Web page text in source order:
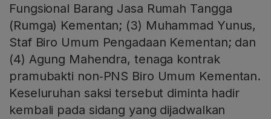
Fungsional Barang Jasa Rumah Tangga
(Rumga) Kementan; (3) Muhammad Yunus,
Staf Biro Umum Pengadaan Kementan; dan
(4) Agung Mahendra, tenaga kontrak
pramubakti non‑PNS Biro Umum Kementan.
Keseluruhan saksi tersebut diminta hadir
kembali pada sidang yang dijadwalkan